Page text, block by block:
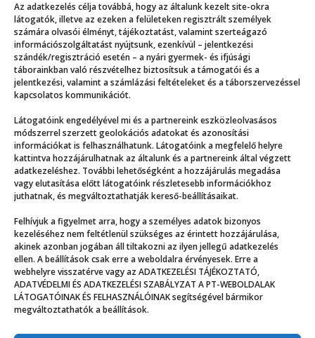
Az adatkezelés célja továbbá, hogy az általunk kezelt site-okra
látogatók, illetve az ezeken a felületeken regisztrált személyek
számára olvasói élményt, tájékoztatást, valamint szerteágazó
információszolgáltatást nyújtsunk, ezenkívül – jelentkezési
szándék/regisztráció esetén – a nyári gyermek- és ifjúsági
táborainkban való részvételhez biztosítsuk a támogatói és a
jelentkezési, valamint a számlázási feltételeket és a táborszervezéssel
kapcsolatos kommunikációt.
Látogatóink engedélyével mi és a partnereink eszközleolvasásos
módszerrel szerzett geolokációs adatokat és azonosítási
információkat is felhasználhatunk. Látogatóink a megfelelő helyre
kattintva hozzájárulhatnak az általunk és a partnereink által végzett
adatkezeléshez. További lehetőségként a hozzájárulás megadása
vagy elutasítása előtt látogatóink részletesebb információkhoz
juthatnak, és megváltoztathatják kereső-beállításaikat.
Felhívjuk a figyelmet arra, hogy a személyes adatok bizonyos
kezeléséhez nem feltétlenül szükséges az érintett hozzájárulása,
akinek azonban jogában áll tiltakozni az ilyen jellegű adatkezelés
ellen. A beállítások csak erre a weboldalra érvényesek. Erre a
webhelyre visszatérve vagy az ADATKEZELÉSI TÁJÉKOZTATÓ,
ADATVÉDELMI ÉS ADATKEZELÉSI SZABÁLYZAT A PT-WEBOLDALAK
LÁTOGATÓINAK ÉS FELHASZNÁLÓINAK segítségével bármikor
megváltoztathatók a beállítások.
Még több
Olaszországból Kecskemétre